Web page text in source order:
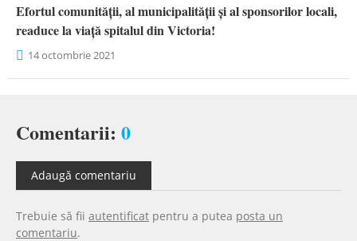
Efortul comunității, al municipalității și al sponsorilor locali,
readuce la viață spitalul din Victoria!
14 octombrie 2021
Comentarii: 0
Adaugă comentariu
Trebuie să fii autentificat pentru a putea posta un
comentariu.